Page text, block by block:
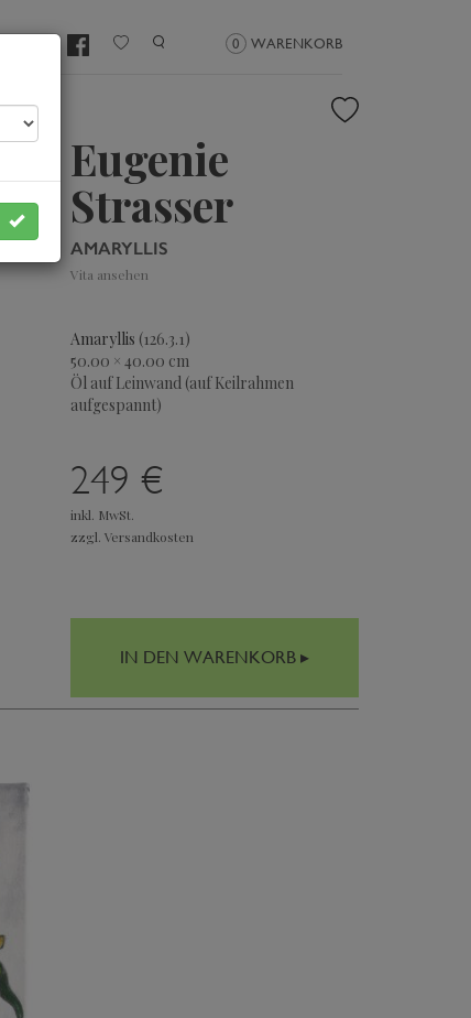
0 WARENKORB
Eugenie
Strasser
AMARYLLIS
Vita ansehen
Amaryllis (126.3.1)
50.00 × 40.00 cm
Öl auf Leinwand (auf Keilrahmen
aufgespannt)
249 €
inkl. MwSt.
zzgl. Versandkosten
IN DEN WARENKORB ▸